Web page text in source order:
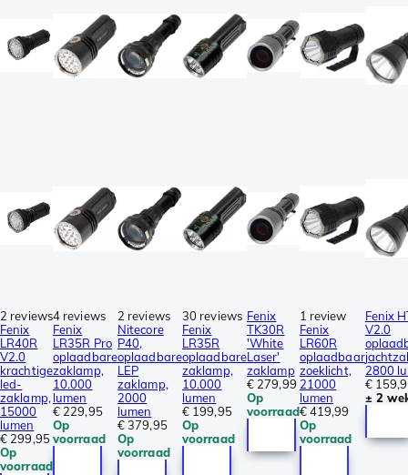
2 reviews
Fenix
LR40R
V2.0
krachtige
led-
zaklamp,
15000
lumen
€ 299,95
Op
voorraad
4 reviews
Fenix
LR35R Pro
oplaadbare
zaklamp,
10.000
lumen
€ 229,95
Op
voorraad
2 reviews
Nitecore
P40,
oplaadbare
LEP
zaklamp,
2000
lumen
€ 379,95
Op
voorraad
30 reviews
Fenix
LR35R
oplaadbare
zaklamp,
10.000
lumen
€ 199,95
Op
voorraad
Fenix
TK30R
'White
Laser'
zaklamp
€ 279,99
Op
voorraad
1 review
Fenix
LR60R
oplaadbaar
zoeklicht,
21000
lumen
€ 419,99
Op
voorraad
Fenix
V2.0
2800
€
± 2